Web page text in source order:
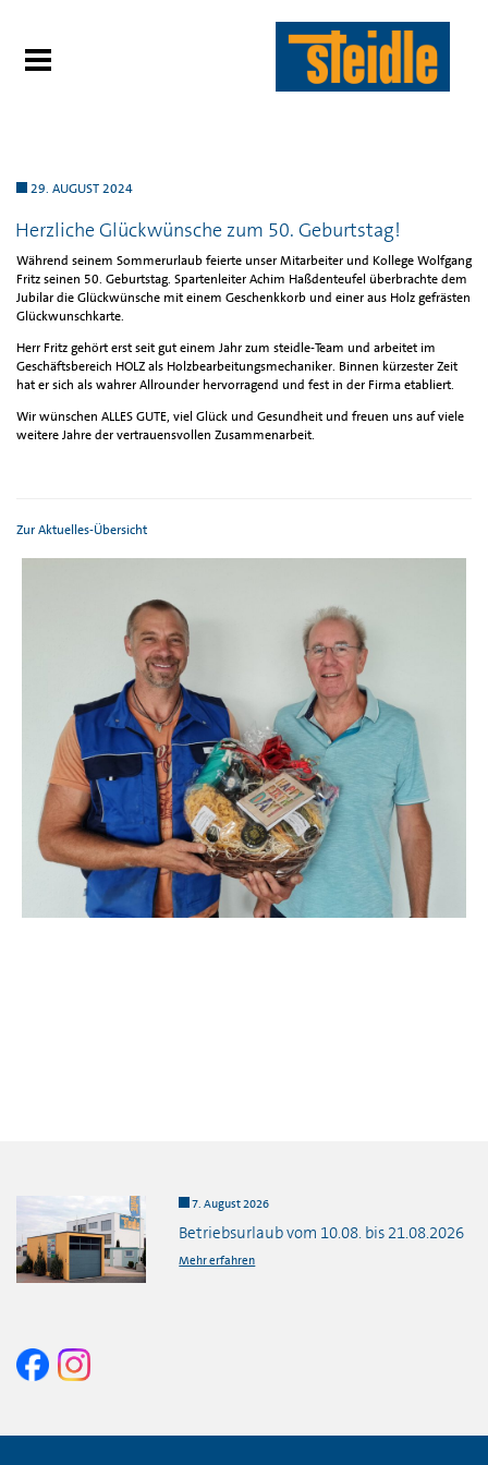
29. AUGUST 2024
Herzliche Glückwünsche zum 50. Geburtstag!
Während seinem Sommerurlaub feierte unser Mitarbeiter und Kollege Wolfgang
Fritz seinen 50. Geburtstag. Spartenleiter Achim Haßdenteufel überbrachte dem
Jubilar die Glückwünsche mit einem Geschenkkorb und einer aus Holz gefrästen
Glückwunschkarte.
Herr Fritz gehört erst seit gut einem Jahr zum steidle-Team und arbeitet im
Geschäftsbereich HOLZ als Holzbearbeitungsmechaniker. Binnen kürzester Zeit
hat er sich als wahrer Allrounder hervorragend und fest in der Firma etabliert.
Wir wünschen ALLES GUTE, viel Glück und Gesundheit und freuen uns auf viele
weitere Jahre der vertrauensvollen Zusammenarbeit.
Zur Aktuelles-Übersicht
7. August 2026
Betriebsurlaub vom 10.08. bis 21.08.2026
Mehr erfahren